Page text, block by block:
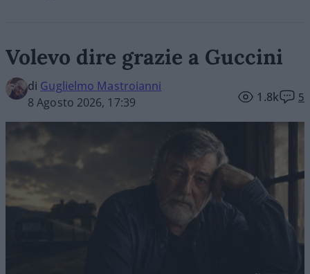
Volevo dire grazie a Guccini
di Guglielmo Mastroianni
8 Agosto 2026, 17:39
1.8k 5